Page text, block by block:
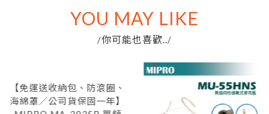
YOU MAY LIKE
/你可能也喜歡../
【免運送收納包、防滾圈、
海綿罩／公司貨保固一年】